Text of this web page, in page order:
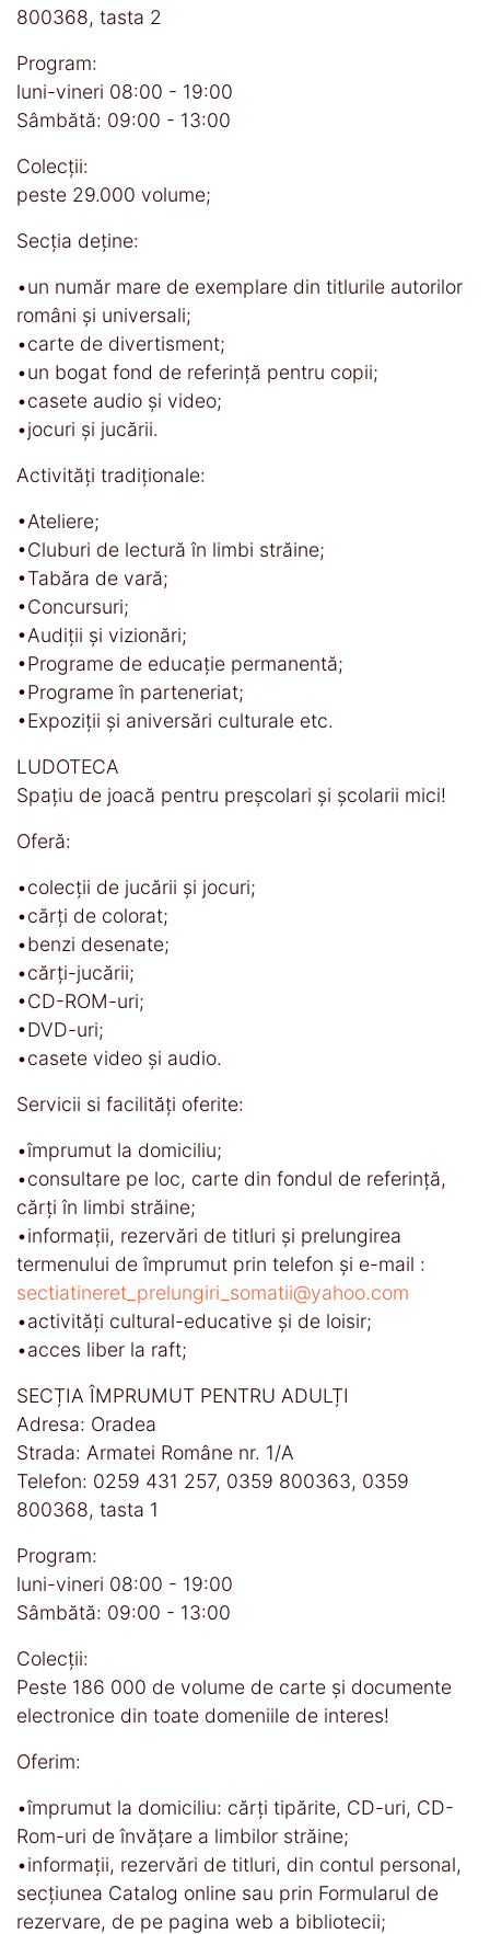
800368, tasta 2
Program:
luni-vineri 08:00 - 19:00
Sâmbătă: 09:00 - 13:00
Colecţii:
peste 29.000 volume;
Secţia deţine:
•un număr mare de exemplare din titlurile autorilor
români şi universali;
•carte de divertisment;
•un bogat fond de referinţă pentru copii;
•casete audio şi video;
•jocuri şi jucării.
Activităţi tradiţionale:
•Ateliere;
•Cluburi de lectură în limbi străine;
•Tabăra de vară;
•Concursuri;
•Audiții și vizionări;
•Programe de educaţie permanentă;
•Programe în parteneriat;
•Expoziții și aniversări culturale etc.
LUDOTECA
Spaţiu de joacă pentru preșcolari și școlarii mici!
Oferă:
•colecţii de jucării şi jocuri;
•cărţi de colorat;
•benzi desenate;
•cărţi-jucării;
•CD-ROM-uri;
•DVD-uri;
•casete video şi audio.
Servicii si facilităţi oferite:
•împrumut la domiciliu;
•consultare pe loc, carte din fondul de referință,
cărți în limbi străine;
•informații, rezervări de titluri și prelungirea
termenului de împrumut prin telefon și e-mail :
sectiatineret_prelungiri_somatii@yahoo.com
•activităţi cultural-educative şi de loisir;
•acces liber la raft;
SECȚIA ÎMPRUMUT PENTRU ADULȚI
Adresa: Oradea
Strada: Armatei Române nr. 1/A
Telefon: 0259 431 257, 0359 800363, 0359
800368, tasta 1
Program:
luni-vineri 08:00 - 19:00
Sâmbătă: 09:00 - 13:00
Colecţii:
Peste 186 000 de volume de carte și documente
electronice din toate domeniile de interes!
Oferim:
•împrumut la domiciliu: cărți tipărite, CD-uri, CD-
Rom-uri de învățare a limbilor străine;
•informaţii, rezervări de titluri, din contul personal,
secţiunea Catalog online sau prin Formularul de
rezervare, de pe pagina web a bibliotecii;